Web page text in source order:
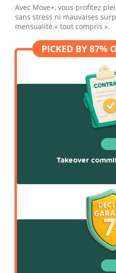
Avec Move+, vous profitez
sans stress ni mauvaises
mensualité « tout compris ».
Takeover